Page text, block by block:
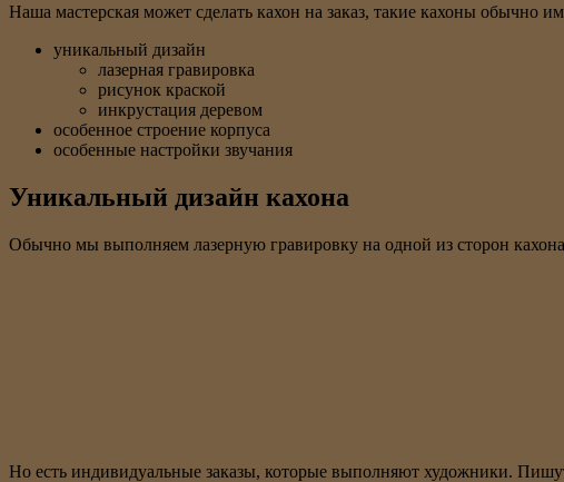
Наша мастерская может сделать кахон на заказ, такие кахоны обычно
уникальный дизайн
лазерная гравировка
рисунок краской
инкрустация деревом
особенное строение корпуса
особенные настройки звучания
Уникальный дизайн кахона
Обычно мы выполняем лазерную гравировку на одной из сторон кахона
Но есть индивидуальные заказы, которые выполняют художники.